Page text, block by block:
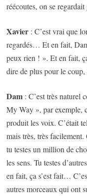
réécoutes, on se
Xavier : C’est vrai que
regardés… Et en fait,
peux rien ! ». Et en fait,
dire de plus pour le
Dam : C’est très naturel
My Way », par exemple,
produit les voix. C’était
mais très, très
tu testes un million de
les sens. Tu testes
en fait, ça s’est fait…
autres morceaux qui ont